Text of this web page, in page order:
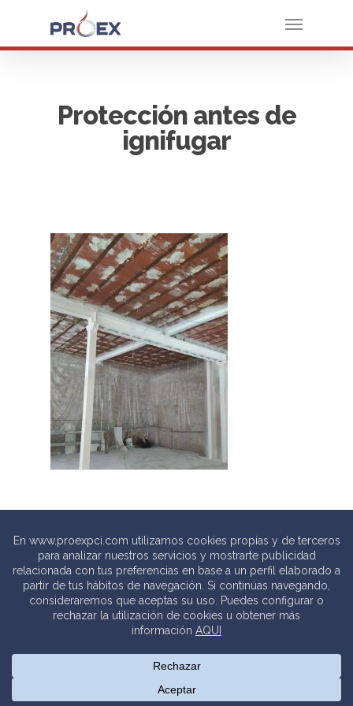
Protección antes de
ignifugar
© 2020 PROEXPCI. PROTECCIÓN CONTRA INCENDIOS SL
Thebits_Creative Studio |Política de privacidad.